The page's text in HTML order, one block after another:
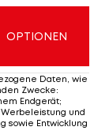
kann mich in
Ötztaler
den
ist mir der
Ich traue
OPTIONEN
Daten, wie
Zwecke:
Endgerät;
und
sowie Entwicklung